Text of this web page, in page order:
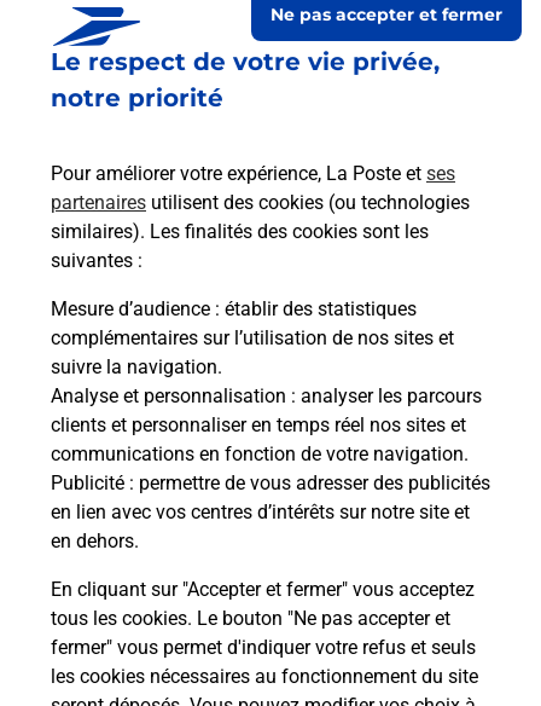
Le respect de votre vie privée,
notre priorité
Pour améliorer votre expérience, La Poste et ses
partenaires utilisent des cookies (ou technologies
similaires). Les finalités des cookies sont les
suivantes :
Mesure d’audience : établir des statistiques
complémentaires sur l’utilisation de nos sites et
suivre la navigation.
Analyse et personnalisation : analyser les parcours
clients et personnaliser en temps réel nos sites et
communications en fonction de votre navigation.
Publicité : permettre de vous adresser des publicités
en lien avec vos centres d’intérêts sur notre site et
en dehors.
En cliquant sur "Accepter et fermer" vous acceptez
tous les cookies. Le bouton "Ne pas accepter et
fermer" vous permet d'indiquer votre refus et seuls
les cookies nécessaires au fonctionnement du site
Ne pas accepter et fermer
Est-il possible d’acheter un
emballage directement depuis un
bureau de Poste ?
Comment demander une
modification de livraison ?
Comment La Poste participe-t-elle
à votre sécurité au quotidien ?
Puis-je passer mon code de la route
avec La Poste et sous quelles
conditions ?
Localiser Liste
Indre-et-Loire
LA CHAPELLE BLANCHE ST MARTIN